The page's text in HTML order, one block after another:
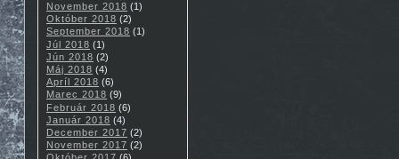
November 2018 (1)
Október 2018 (2)
September 2018 (1)
Júl 2018 (1)
Jún 2018 (2)
Máj 2018 (4)
Apríl 2018 (6)
Marec 2018 (9)
Február 2018 (6)
Január 2018 (4)
December 2017 (2)
November 2017 (2)